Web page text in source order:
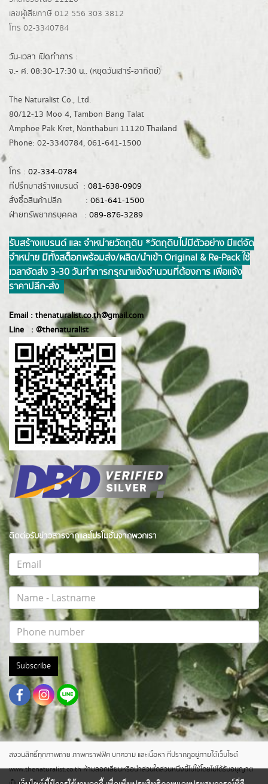
เลขผู้เสียภาษี 012 556 303 3812
โทร 02-3340784
วัน-เวลา เปิดทำการ :
จ.- ศ. 08:30-17:30 น.. (หยุดวันเสาร์-อาทิตย์)
The Naturalist Co., Ltd.
80/12-13 Moo 4, Tambon Bang Talat
Amphoe Pak Kret, Nonthaburi 11120 Thailand
Phone: 02-3340784, 061-641-1500
โทร : 02-334-0784
ที่ปรึกษาสร้างแบรนด์ : 081-638-0909
สั่งซื้อสินค้าปลีก : 061-641-1500
ฝ่ายทรัพยากรบุคคล : 089-876-3289
รับสร้างแบรนด์ และ จำหน่ายวัตถุดิบ *วัตถุดิบไม่มีตัวอย่าง มีแต่จัด
จำหน่าย มีทั้งสต็อกพร้อมส่ง/ผลิต/นำเข้า Original & Re-Pack ใช้
เวลาจัดส่ง 3-30 วันทำการ กรุณาแจ้งจำนวนที่ต้องการ เพื่อแจ้ง
ราคาปลีก-ส่ง
Email : thenaturalist.co.th@gmail.com
Line : @thenaturalist
ติดต่อรับข่าวสารจากและโปรโมชั่นจากพวกเรา
Subscribe
สงวนสิทธิ์ทุกภาพถ่าย ภาพกราฟฟิค บทความ และเนื้อหา ที่ปรากฎอยู่ภายใต้เว็บไซต์
www.thenaturalist.co.th ห้ามลอกเลียนหรือนำส่วนใดส่วนหนึ่งนี้ไปใช้โดยไม่ได้รับอนุญาต